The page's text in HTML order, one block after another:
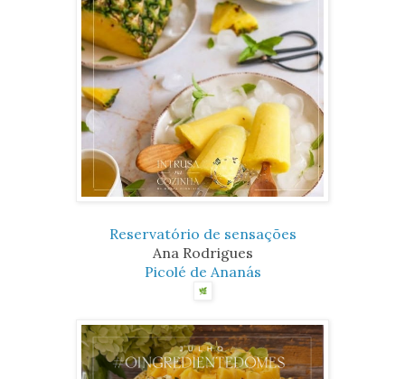
Reservatório de sensações
Ana Rodrigues
Picolé de Ananás